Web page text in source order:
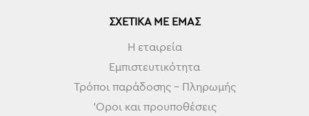
ΣΧΕΤΙΚΆ ΜΕ ΕΜΆΣ
Η εταιρεία
Εμπιστευτικότητα
Τρόποι παράδοσης - Πληρωμής
'Οροι και προυποθέσεις